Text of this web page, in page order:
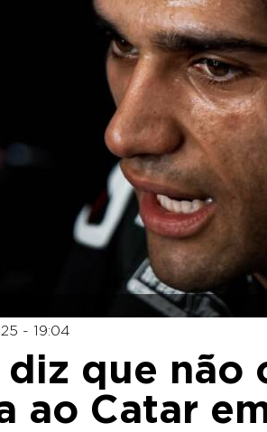
- 19:04
diz que não
ao Catar